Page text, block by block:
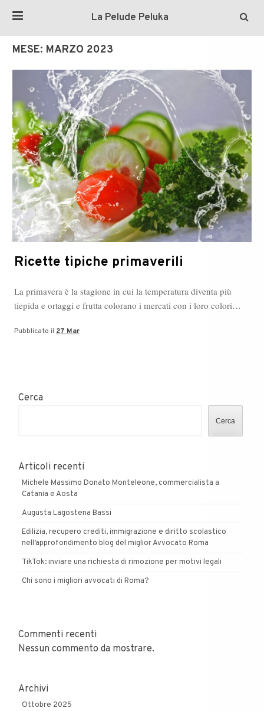
La Pelude Peluka
MESE: MARZO 2023
Ricette tipiche primaverili
La primavera è la stagione in cui la temperatura diventa più
tiepida e ortaggi e frutta colorano i mercati con i loro colori…
Pubblicato il 27 Mar
Cerca
Cerca
Articoli recenti
Michele Massimo Donato Monteleone, commercialista a
Catania e Aosta
Augusta Lagostena Bassi
Edilizia, recupero crediti, immigrazione e diritto scolastico
nell’approfondimento blog del miglior Avvocato Roma
TikTok: inviare una richiesta di rimozione per motivi legali
Chi sono i migliori avvocati di Roma?
Commenti recenti
Nessun commento da mostrare.
Archivi
Ottobre 2025